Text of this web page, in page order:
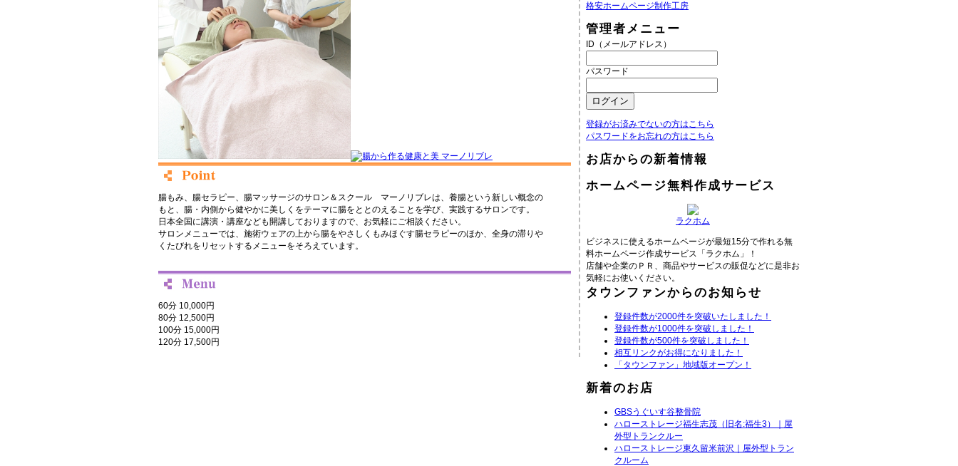
腸もみ、腸セラピー、腸マッサージのサロン＆スクール マーノリブレは、養腸という新しい概念の
もと、腸・内側から健やかに美しくをテーマに腸をととのえることを学び、実践するサロンです。
日本全国に講演・講座なども開講しておりますので、お気軽にご相談ください。
サロンメニューでは、施術ウェアの上から腸をやさしくもみほぐす腸セラピーのほか、全身の滞りや
くたびれをリセットするメニューをそろえています。
60分 10,000円
80分 12,500円
100分 15,000円
120分 17,500円
格安ホームページ制作工房
管理者メニュー
ID（メールアドレス）
パスワード
登録がお済みでないの方はこちら
パスワードをお忘れの方はこちら
お店からの新着情報
ホームページ無料作成サービス
ラクホム
ビジネスに使えるホームページが最短15分で作れる無
料ホームページ作成サービス「ラクホム」！
店舗や企業のＰＲ、商品やサービスの販促などに是非お
気軽にお使いください。
タウンファンからのお知らせ
登録件数が2000件を突破いたしました！
登録件数が1000件を突破しました！
登録件数が500件を突破しました！
相互リンクがお得になりました！
「タウンファン」地域版オープン！
新着のお店
GBSうぐいす谷整骨院
ハローストレージ福生志茂（旧名:福生3）｜屋
外型トランクルー
ハローストレージ東久留米前沢｜屋外型トラン
クルーム